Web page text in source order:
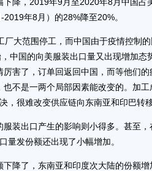
2019年8月）的28%降至20%。
范围停工，而中国由于疫情控制
中国的向美服装出口量又出现增加态
害了，订单回返回中国，而等他们
不是一两个局部因素能改变的。加
，很难改变供应链向东南亚和印巴转
出口产生的影响则小得多。甚至，
量发份额还出现了小幅增加。
了，东南亚和印度次大陆的份额增